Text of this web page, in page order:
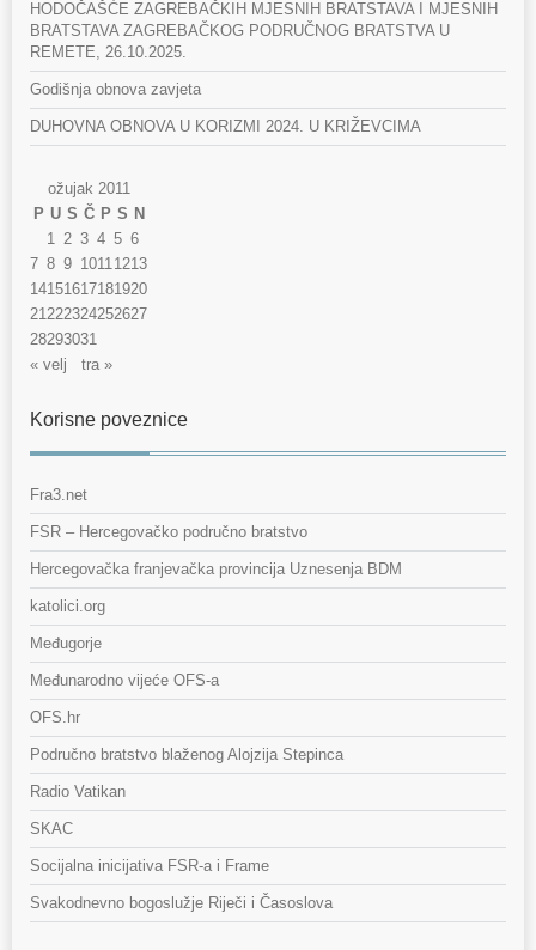
HODOČAŠĆE ZAGREBAČKIH MJESNIH BRATSTAVA I MJESNIH
BRATSTAVA ZAGREBAČKOG PODRUČNOG BRATSTVA U
REMETE, 26.10.2025.
Godišnja obnova zavjeta
DUHOVNA OBNOVA U KORIZMI 2024. U KRIŽEVCIMA
ožujak 2011
P U S Č P S N
1 2 3 4 5 6
7 8 9 10111213
14151617181920
21222324252627
28293031
« velj
tra »
Korisne poveznice
Fra3.net
FSR – Hercegovačko područno bratstvo
Hercegovačka franjevačka provincija Uznesenja BDM
katolici.org
Međugorje
Međunarodno vijeće OFS-a
OFS.hr
Područno bratstvo blaženog Alojzija Stepinca
Radio Vatikan
SKAC
Socijalna inicijativa FSR-a i Frame
Svakodnevno bogoslužje Riječi i Časoslova